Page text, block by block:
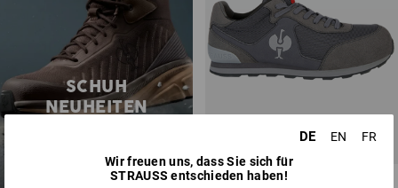
SCHUH
NEUHEITEN
S1 Sicherheitshalbschuhe e.s.
DE EN
FR
Wir freuen uns, dass Sie sich für
STRAUSS entschieden haben!